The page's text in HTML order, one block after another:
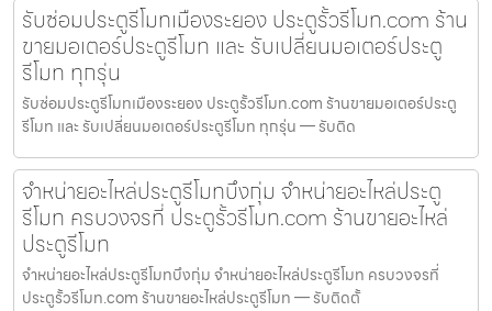
รับซ่อมประตูรีโมทเมืองระยอง ประตูรั้วรีโมท.com ร้าน
ขายมอเตอร์ประตูรีโมท และ รับเปลี่ยนมอเตอร์ประตู
รีโมท ทุกรุ่น
รับซ่อมประตูรีโมทเมืองระยอง ประตูรั้วรีโมท.com ร้านขายมอเตอร์ประตู
รีโมท และ รับเปลี่ยนมอเตอร์ประตูรีโมท ทุกรุ่น — รับติด
จำหน่ายอะไหล่ประตูรีโมทบึงกุ่ม จำหน่ายอะไหล่ประตู
รีโมท ครบวงจรที่ ประตูรั้วรีโมท.com ร้านขายอะไหล่
ประตูรีโมท
จำหน่ายอะไหล่ประตูรีโมทบึงกุ่ม จำหน่ายอะไหล่ประตูรีโมท ครบวงจรที่
ประตูรั้วรีโมท.com ร้านขายอะไหล่ประตูรีโมท — รับติดตั้